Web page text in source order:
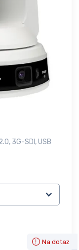
3G-SDI, USB
Na dotaz